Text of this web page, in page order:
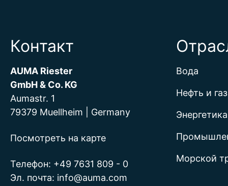
Контакт
AUMA Riester
GmbH & Co. KG
Aumastr. 1
79379 Muellheim | Germany
Посмотреть на карте
Телефон: +49 7631 809 - 0
Эл. почта: info@auma.com
Вода
Нефть и газ
Энергетика
Морской